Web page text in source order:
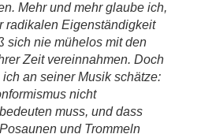
Mehr und mehr glaube ich,
radikalen Eigenständigkeit
sich nie mühelos mit den
Zeit vereinnahmen. Doch
an seiner Musik schätze:
nicht
muss, und dass
und Trommeln